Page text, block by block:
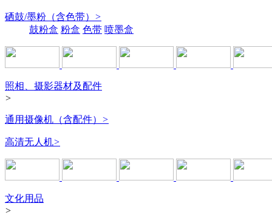
硒鼓/墨粉（含色带） >
鼓粉盒 粉盒 色带 喷墨盒
照相、摄影器材及配件
>
通用摄像机（含配件） >
高清无人机>
文化用品
>